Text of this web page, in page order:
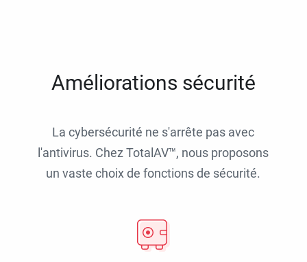
Améliorations sécurité
La cybersécurité ne s'arrête pas avec
l'antivirus. Chez TotalAV™, nous proposons
un vaste choix de fonctions de sécurité.